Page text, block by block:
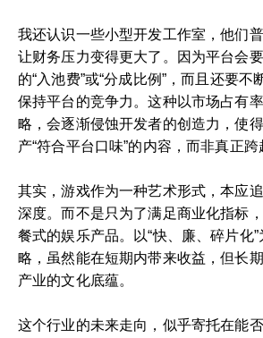
我还认识一些小型开发工作室，他们
让财务压力变得更大了。因为平台会
的“入池费”或“分成比例”，而且还要不
保持平台的竞争力。这种以市场占有
略，会逐渐侵蚀开发者的创造力，使
产“符合平台口味”的内容，而非真正跨
其实，游戏作为一种艺术形式，本应
深度。而不是只为了满足商业化指标
餐式的娱乐产品。以“快、廉、碎片化
略，虽然能在短期内带来收益，但长
产业的文化底蕴。
这个行业的未来走向，似乎寄托在能